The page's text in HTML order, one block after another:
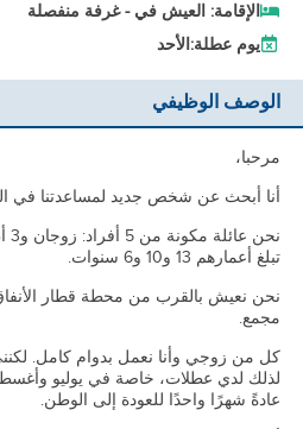
الإقامة: العيش في - غرفة منفصلة
يوم عطلة: الأحد
الوصف الوظيفي
مرحبا،
أنا أبحث عن شخص جديد لمساعدتنا في
تبلغ أعمارهم 13 و10 و6 سنوات.
نحن نعيش بالقرب من محطة قطار
مجمع.
كل من زوجي وأنا نعمل بدوام كامل.
لذلك لدي عطلات، خاصة في يوليو
عادةً شهرًا واحدًا للعودة إلى الوطن.